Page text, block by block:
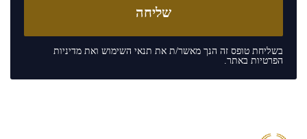
בשליחת טופס זה הנך מאשר/ת את תנאי השימוש ואת מדיניות
הפרטיות באתר.